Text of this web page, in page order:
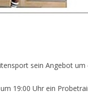
sein Angebot um
19:00 Uhr ein